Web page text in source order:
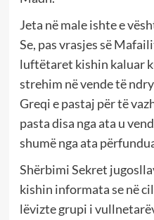
Jeta në male ishte e
Se, pas vrasjes së
luftëtaret kishin kaluar
strehim në vende të
Greqi e pastaj për të
pasta disa nga ata u
shumë nga ata
Shërbimi Sekret
kishin informata se në
lëvizte grupi i